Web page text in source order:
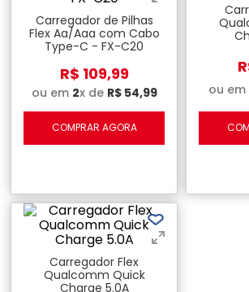
Carregador de Pilhas
Flex Aa/Aaa com Cabo
Type-C - FX-C20
R$ 109,99
ou em 2x de R$ 54,99
COMPRAR AGORA
ou em
Carregador Flex
Qualcomm Quick
Charge 5.0A